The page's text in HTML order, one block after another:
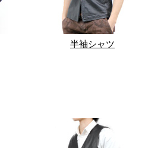
半袖シャツ